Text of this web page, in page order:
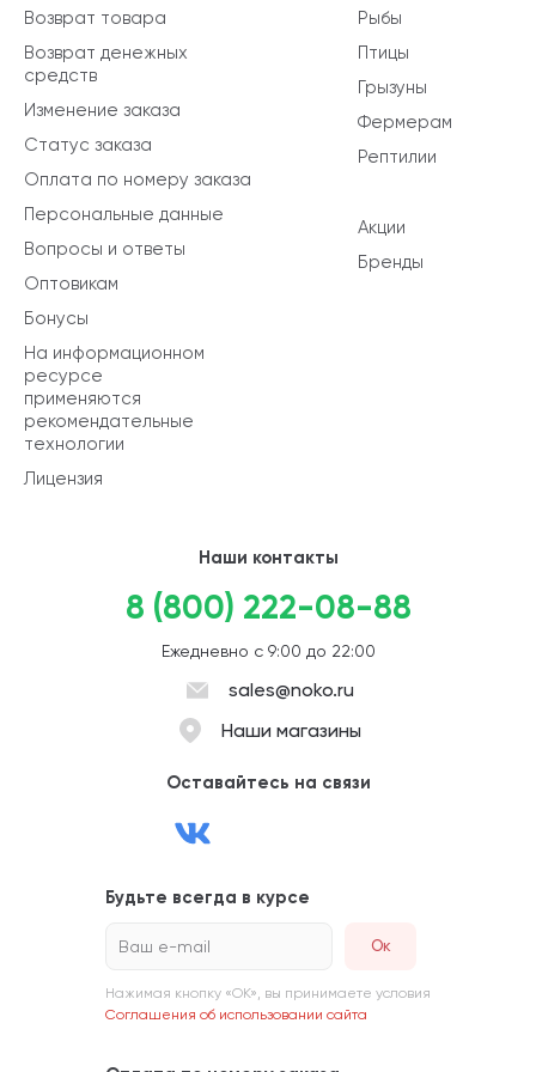
Рыбы
Птицы
Грызуны
Фермерам
Рептилии
Акции
Бренды
Возврат товара
Возврат денежных
средств
Изменение заказа
Статус заказа
Оплата по номеру заказа
Персональные данные
Вопросы и ответы
Оптовикам
Бонусы
На информационном
ресурсе
применяются
рекомендательные
технологии
Лицензия
Наши контакты
8 (800) 222-08-88
Ежедневно с 9:00 до 22:00
sales@noko.ru
Наши магазины
Оставайтесь на связи
Будьте всегда в курсе
Ваш e-mail
Нажимая кнопку «ОК», вы принимаете условия
Соглашения об использовании сайта